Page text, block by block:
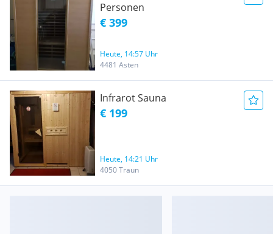
Personen
€ 399
Heute, 14:57 Uhr
4481 Asten
Infrarot Sauna
€ 199
Heute, 14:21 Uhr
4050 Traun